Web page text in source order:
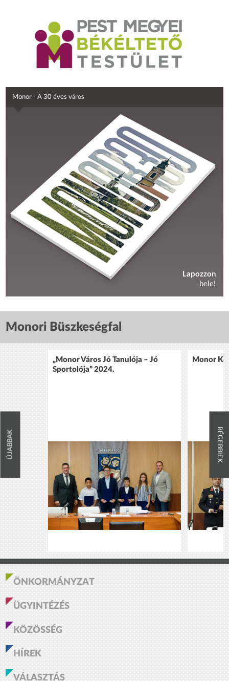
Monor - A 30 éves város
Lapozzon
bele!
Monori Büszkeségfal
ÚJABBAK
„Monor Város Jó Tanulója – Jó
Sportolója” 2024.
Monor
RÉGEBBIEK
ÖNKORMÁNYZAT
ÜGYINTÉZÉS
KÖZÖSSÉG
HÍREK
VÁLASZTÁS